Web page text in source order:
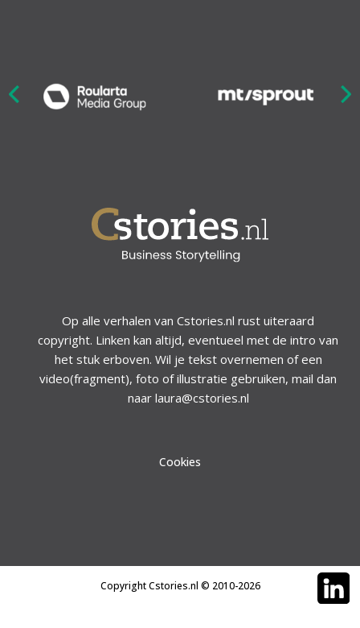
Op alle verhalen van Cstories.nl rust uiteraard
copyright. Linken kan altijd, eventueel met de intro van
het stuk erboven. Wil je tekst overnemen of een
video(fragment), foto of illustratie gebruiken, mail dan
naar laura@cstories.nl
Cookies
Copyright Cstories.nl © 2010-2026